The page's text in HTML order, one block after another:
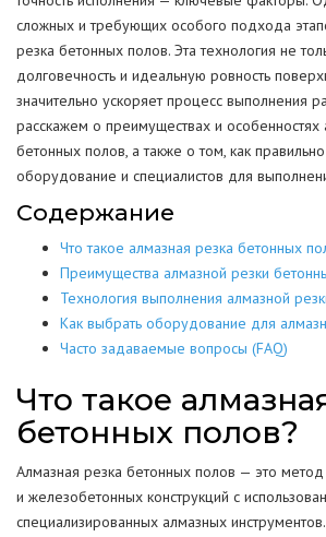
сложных и требующих особого подхода
резка бетонных полов. Эта технология не
долговечность и идеальную ровность
значительно ускоряет процесс выполнения
расскажем о преимуществах и особенностях
бетонных полов, а также о том, как
оборудование и специалистов для
Содержание
Что такое алмазная резка бетонных
Преимущества алмазной резки
Технология выполнения алмазной
Как выбрать оборудование для
Часто задаваемые вопросы (FAQ)
Что такое
бетонных полов?
Алмазная резка бетонных полов — это
и железобетонных конструкций с
специализированных алмазных